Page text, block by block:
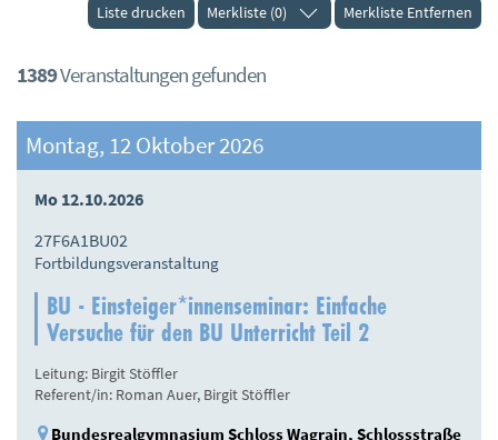
Liste drucken Merkliste (0) Merkliste Entfernen
1389Veranstaltungen gefunden
Montag, 12 Oktober 2026
Mo 12.10.2026
27F6A1BU02
Fortbildungsveranstaltung
BU - Einsteiger*innenseminar: Einfache
Versuche für den BU Unterricht Teil 2
Leitung: Birgit Stöffler
Referent/in: Roman Auer, Birgit Stöffler
Bundesrealgymnasium Schloss Wagrain, Schlossstraße